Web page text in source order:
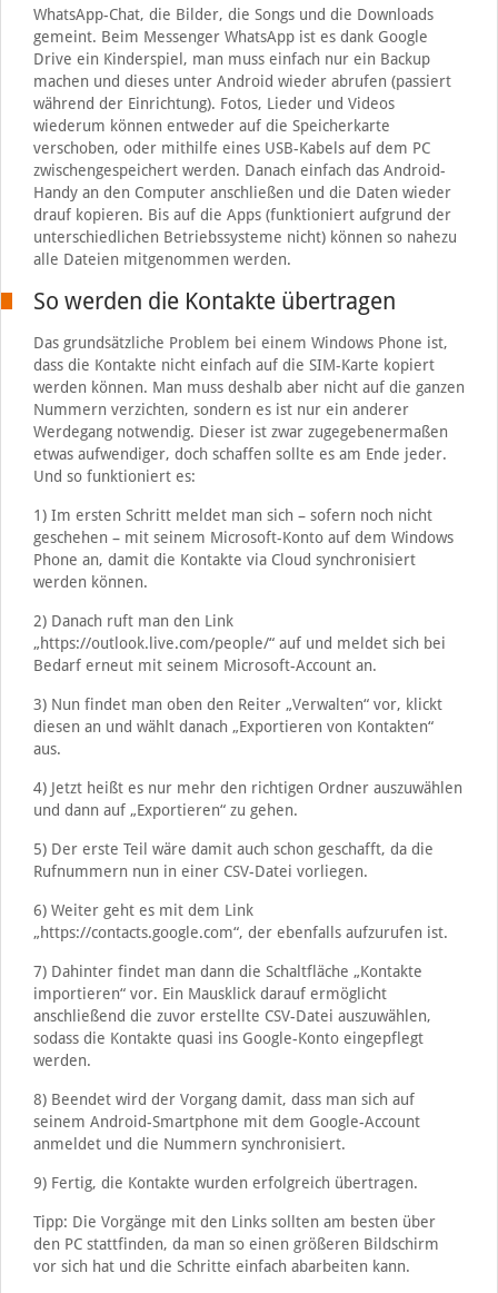
WhatsApp-Chat, die Bilder, die Songs und die Downloads
gemeint. Beim Messenger WhatsApp ist es dank Google
Drive ein Kinderspiel, man muss einfach nur ein Backup
machen und dieses unter Android wieder abrufen (passiert
während der Einrichtung). Fotos, Lieder und Videos
wiederum können entweder auf die Speicherkarte
verschoben, oder mithilfe eines USB-Kabels auf dem PC
zwischengespeichert werden. Danach einfach das Android-
Handy an den Computer anschließen und die Daten wieder
drauf kopieren. Bis auf die Apps (funktioniert aufgrund der
unterschiedlichen Betriebssysteme nicht) können so nahezu
alle Dateien mitgenommen werden.
So werden die Kontakte übertragen
Das grundsätzliche Problem bei einem Windows Phone ist,
dass die Kontakte nicht einfach auf die SIM-Karte kopiert
werden können. Man muss deshalb aber nicht auf die ganzen
Nummern verzichten, sondern es ist nur ein anderer
Werdegang notwendig. Dieser ist zwar zugegebenermaßen
etwas aufwendiger, doch schaffen sollte es am Ende jeder.
Und so funktioniert es:
1) Im ersten Schritt meldet man sich – sofern noch nicht
geschehen – mit seinem Microsoft-Konto auf dem Windows
Phone an, damit die Kontakte via Cloud synchronisiert
werden können.
2) Danach ruft man den Link
„https://outlook.live.com/people/“ auf und meldet sich bei
Bedarf erneut mit seinem Microsoft-Account an.
3) Nun findet man oben den Reiter „Verwalten“ vor, klickt
diesen an und wählt danach „Exportieren von Kontakten“
aus.
4) Jetzt heißt es nur mehr den richtigen Ordner auszuwählen
und dann auf „Exportieren“ zu gehen.
5) Der erste Teil wäre damit auch schon geschafft, da die
Rufnummern nun in einer CSV-Datei vorliegen.
6) Weiter geht es mit dem Link
„https://contacts.google.com“, der ebenfalls aufzurufen ist.
7) Dahinter findet man dann die Schaltfläche „Kontakte
importieren“ vor. Ein Mausklick darauf ermöglicht
anschließend die zuvor erstellte CSV-Datei auszuwählen,
sodass die Kontakte quasi ins Google-Konto eingepflegt
werden.
8) Beendet wird der Vorgang damit, dass man sich auf
seinem Android-Smartphone mit dem Google-Account
anmeldet und die Nummern synchronisiert.
9) Fertig, die Kontakte wurden erfolgreich übertragen.
Tipp: Die Vorgänge mit den Links sollten am besten über
den PC stattfinden, da man so einen größeren Bildschirm
vor sich hat und die Schritte einfach abarbeiten kann.